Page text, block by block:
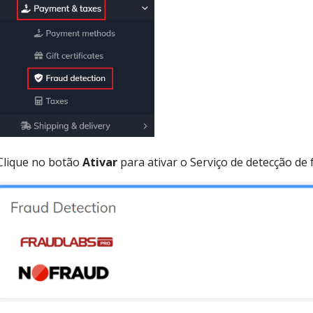
no botão Ativar para ativar o Serviço de detecção de